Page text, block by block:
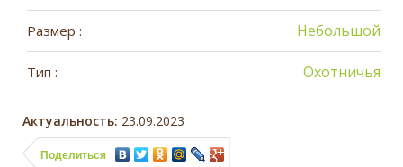
Размер : Небольшой
Тип : Охотничья
Актуальность: 23.09.2023
Поделиться